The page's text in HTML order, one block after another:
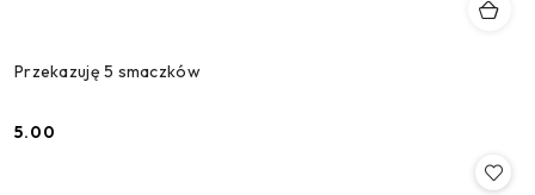
Przekazuję 5 smaczków
Cena:
5.00